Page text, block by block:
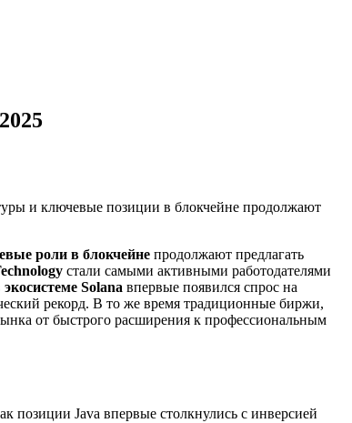
и ключевые позиции в блокчейне продолжают
роли в блокчейне продолжают предлагать
стали самыми активными работодателями
экосистеме Solana впервые появился спрос на
рекорд. В то же время традиционные биржи,
от быстрого расширения к профессиональным
позиции Java впервые столкнулись с инверсией